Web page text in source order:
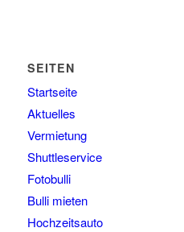
SEITEN
Startseite
Aktuelles
Vermietung
Shuttleservice
Fotobulli
Bulli mieten
Hochzeitsauto